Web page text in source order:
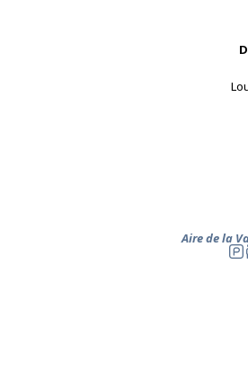
Aire de la